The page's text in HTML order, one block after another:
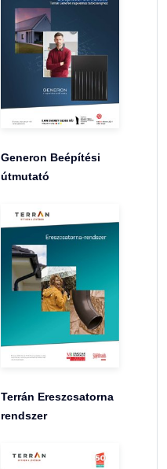
Generon Beépítési
útmutató
Terrán Ereszcsatorna
rendszer